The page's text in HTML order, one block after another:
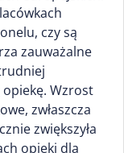
czy są
zauważalne
Wzrost
zwłaszcza
zwiększyła
opieki dla